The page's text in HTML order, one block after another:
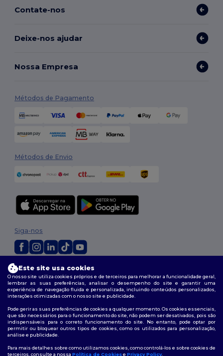
Contate-nos
Deixe-nos ajudar
Nossa Empresa
Métodos de Pagamento
Métodos de Envio
2026. Todos os direitos reservados
Termos e Condições| Política de personalização |Política de Privacidade
|Política de cookies|Mapa do Site
Siga-nos
Este site usa cookies
O nosso site utiliza cookies próprios e de terceiros para melhorar a funcionalidade geral,
lembrar as suas preferências, analisar o desempenho do site e garantir uma
experiência de navegação fluida e personalizada, incluindo conteúdos personalizados,
interações otimizadas com o nosso site e publicidade.
Pode gerir as suas preferências de cookies a qualquer momento. Os cookies essenciais,
que são necessários para o funcionamento do site, não podem ser desativados, pois são
indispensáveis para o correto funcionamento do site. No entanto, pode optar por
permitir ou bloquear outros tipos de cookies, como os utilizados para personalização,
análise e publicidade.
Para mais detalhes sobre como utilizamos cookies, como controlá-los e sobre cookies de
terceiros, consulte a nossa Política de Cookiese Privacy Policy.